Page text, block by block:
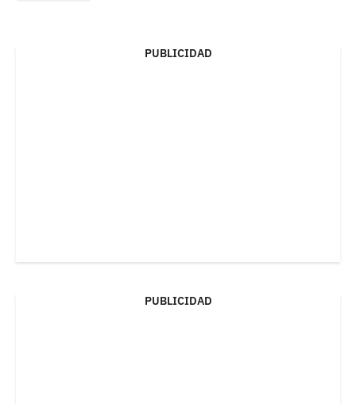
PUBLICIDAD
PUBLICIDAD